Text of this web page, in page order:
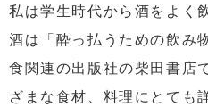
私は学生時代から酒をよく
酒は「酔っ払うための飲み
食関連の出版社の柴田書店
ざまな食材、料理にとても